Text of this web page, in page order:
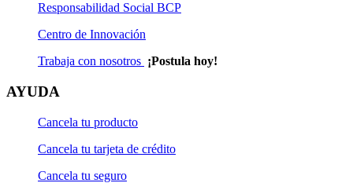
Responsabilidad Social BCP
Centro de Innovación
Trabaja con nosotros ¡Postula hoy!
AYUDA
Cancela tu producto
Cancela tu tarjeta de crédito
Cancela tu seguro